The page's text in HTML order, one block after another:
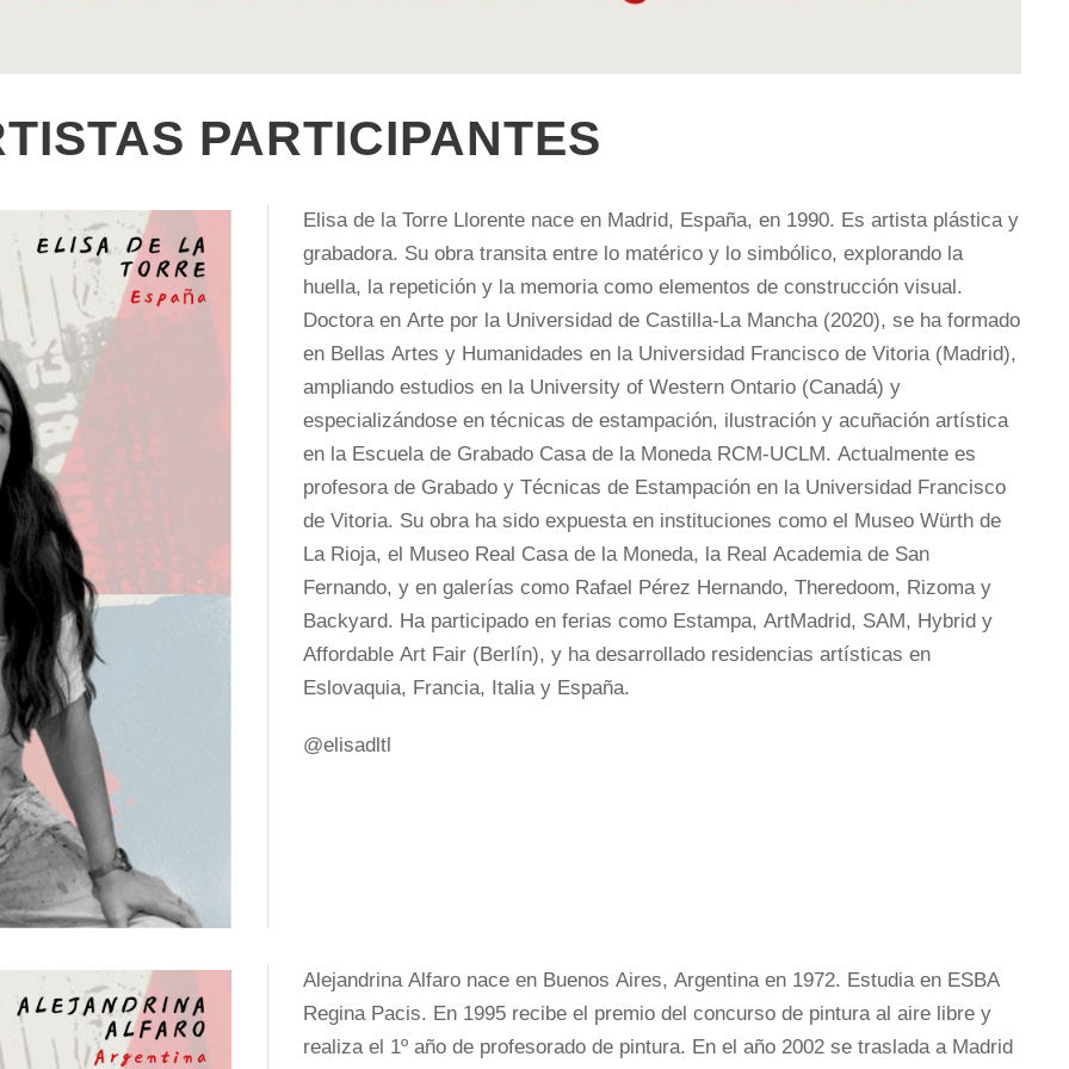
PARTICIPANTES
Elisa de la Torre Llorente nace en Madrid, España, en 1990. Es artista plástica y
grabadora. Su obra transita entre lo matérico y lo simbólico, explorando la
huella, la repetición y la memoria como elementos de construcción visual.
Doctora en Arte por la Universidad de Castilla-La Mancha (2020), se ha formado
en Bellas Artes y Humanidades en la Universidad Francisco de Vitoria (Madrid),
ampliando estudios en la University of Western Ontario (Canadá) y
especializándose en técnicas de estampación, ilustración y acuñación artística
en la Escuela de Grabado Casa de la Moneda RCM-UCLM. Actualmente es
profesora de Grabado y Técnicas de Estampación en la Universidad Francisco
de Vitoria. Su obra ha sido expuesta en instituciones como el Museo Würth de
La Rioja, el Museo Real Casa de la Moneda, la Real Academia de San
Fernando, y en galerías como Rafael Pérez Hernando, Theredoom, Rizoma y
Backyard. Ha participado en ferias como Estampa, ArtMadrid, SAM, Hybrid y
Affordable Art Fair (Berlín), y ha desarrollado residencias artísticas en
Eslovaquia, Francia, Italia y España.
@elisadltl
Alejandrina Alfaro nace en Buenos Aires, Argentina en 1972. Estudia en ESBA
Regina Pacis. En 1995 recibe el premio del concurso de pintura al aire libre y
realiza el 1º año de profesorado de pintura. En el año 2002 se traslada a Madrid